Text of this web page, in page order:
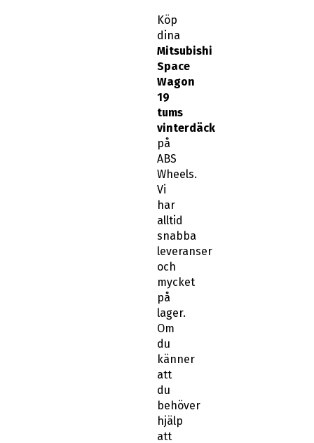
Space
Wagon
19
tums
vinterdäck
på
ABS
Wheels.
Vi
har
alltid
snabba
leveranser
och
mycket
på
lager.
Om
du
känner
att
du
behöver
hjälp
att
hitta
rätt
vinterdäck